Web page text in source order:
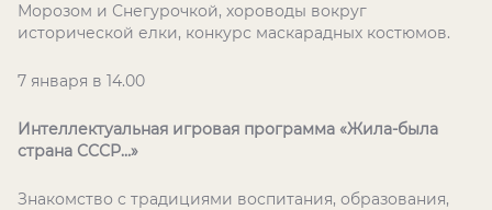
Морозом и Снегурочкой, хороводы вокруг
исторической елки, конкурс маскарадных костюмов.
7 января в 14.00
Интеллектуальная игровая программа «Жила-была
страна СССР…»
Знакомство с традициями воспитания, образования,